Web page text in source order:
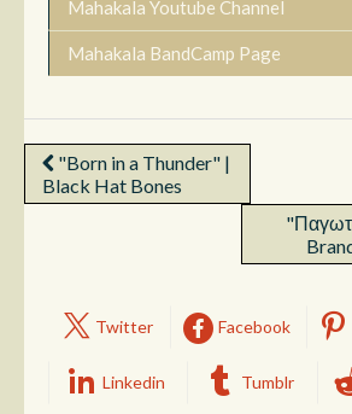
Mahakala Youtube Channel
Mahakala BandCamp Page
"Born in a Thunder" |
Black Hat Bones
Twitter Facebook
Linkedin Tumblr